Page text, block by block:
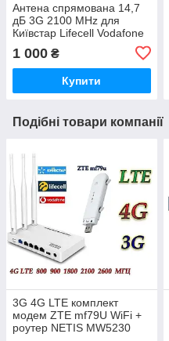
Антена спрямована 14,7
дБ 3G 2100 MHz для
Київстар Lifecell Vodafone
1 000 ₴
Купити
Подібні товари компанії
3G 4G LTE комплект
модем ZTE mf79U WiFi +
роутер NETIS MW5230